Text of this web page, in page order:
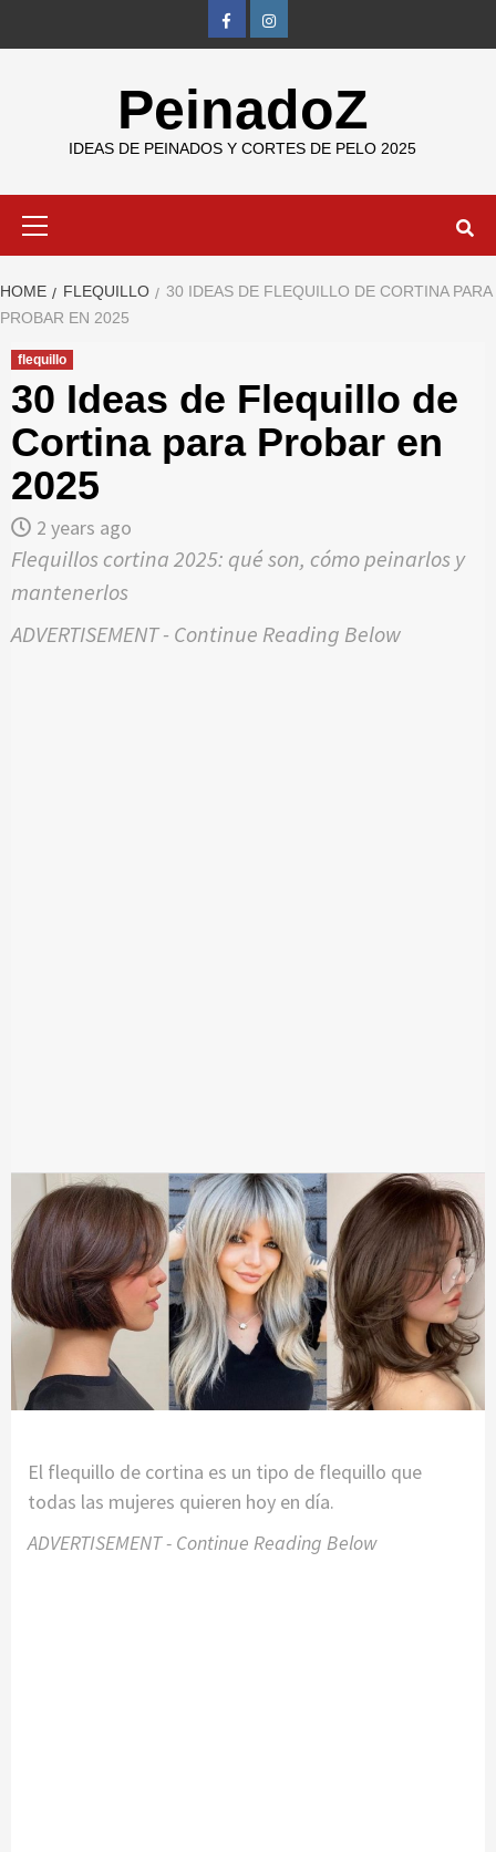
FB IG
PeinadoZ
IDEAS DE PEINADOS Y CORTES DE PELO 2025
HOME FLEQUILLO
30 IDEAS DE FLEQUILLO DE CORTINA PARA
PROBAR EN 2025
flequillo
30 Ideas de Flequillo de
Cortina para Probar en
2025
2 years ago
Flequillos cortina 2025: qué son, cómo peinarlos y
mantenerlos
ADVERTISEMENT - Continue Reading Below
El flequillo de cortina es un tipo de flequillo que
todas las mujeres quieren hoy en día.
ADVERTISEMENT - Continue Reading Below